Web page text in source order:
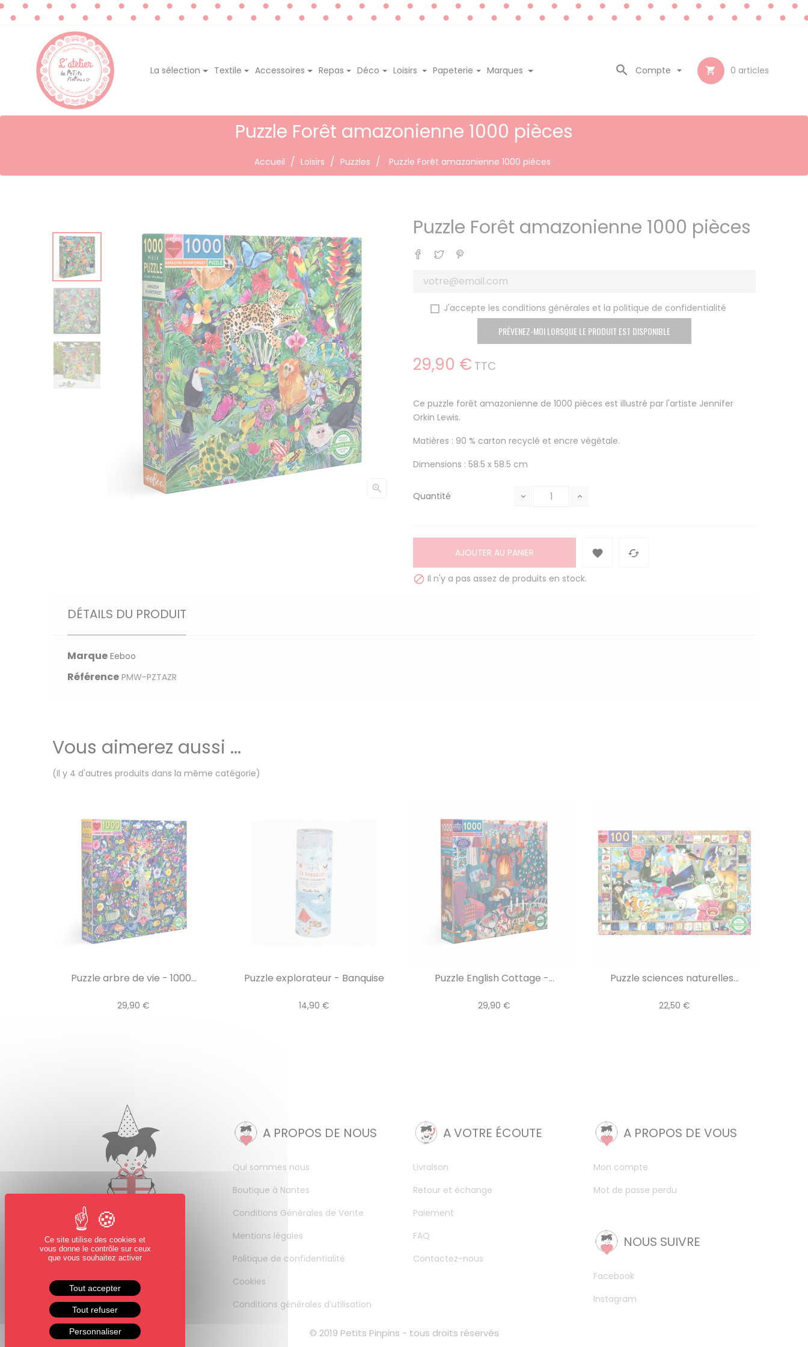
La sélection Textile Accessoires Repas Déco Loisirs Papeterie Marques  0 articles
Compte 

Puzzle Forêt amazonienne 1000 pièces
Accueil Loisirs Puzzles Puzzle Forêt amazonienne 1000 pièces

Puzzle Forêt amazonienne 1000 pièces
Partager
Tweet
J'accepte les conditions générales et la politique de confidentialité
PRÉVENEZ-MOI LORSQUE LE PRODUIT EST DISPONIBLE
29,90 € TTC
Ce puzzle forêt amazonienne de 1000 pièces est illustré par l'artiste Jennifer
Orkin Lewis.
Matières : 90 % carton recyclé et encre végétale.
Dimensions : 58.5 x 58.5 cm
Quantité
AJOUTER AU PANIER  
 Il n'y a pas assez de produits en stock.
DÉTAILS DU PRODUIT
Marque Eeboo
Référence PMW-PZTAZR
Vous aimerez aussi ...
(Il y 4 d'autres produits dans la même catégorie)
Puzzle arbre de vie - 1000...
29,90 €
Puzzle explorateur - Banquise
14,90 €
Puzzle English Cottage -...
29,90 €
Puzzle sciences naturelles...
22,50 €
A PROPOS DE NOUS
Qui sommes nous
Boutique à Nantes
Conditions Générales de Vente
Mentions légales
Politique de confidentialité
Cookies
Conditions générales d’utilisation
A VOTRE ÉCOUTE
Livraison
Retour et échange
Paiement
FAQ
Contactez-nous
A PROPOS DE VOUS
Mon compte
Mot de passe perdu
NOUS SUIVRE
Facebook
Instagram
© 2019 Petits Pinpins - tous droits réservés
Ce site utilise des cookies et
vous donne le contrôle sur ceux
que vous souhaitez activer
Tout accepter
Tout refuser
Personnaliser